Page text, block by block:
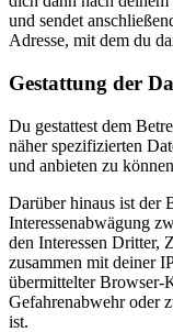
und sendet
Adresse, mit dem du
Gestattung der
Du gestattest dem
näher spezifizierten
und anbieten zu
Darüber hinaus ist der
Interessenabwägung
den Interessen Dritter,
zusammen mit deiner
übermittelter Browser-
Gefahrenabwehr oder
ist.